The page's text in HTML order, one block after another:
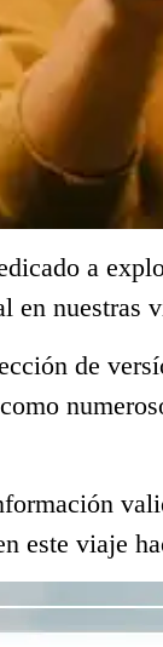
a
en nuestras
de
este viaje